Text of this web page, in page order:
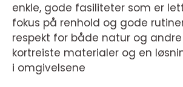
enkle, gode fasiliteter som er
fokus på renhold og gode
respekt for både natur og
kortreiste materialer og en
i omgivelsene